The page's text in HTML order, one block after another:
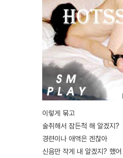
이렇게 묶고
술취해서 잠든척 해 알겠지?
경련이나 애액은 겐찮아
신음만 작게 내 알겠지? 했어